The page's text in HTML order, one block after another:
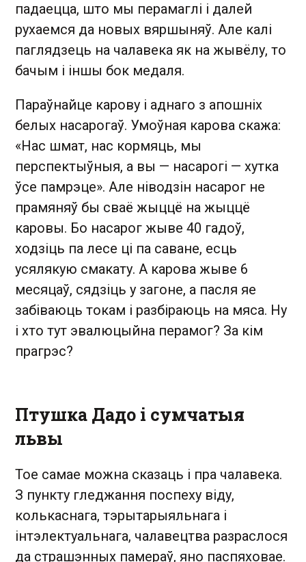
падаецца, што мы перамаглі і далей
рухаемся да новых вяршыняў. Але калі
паглядзець на чалавека як на жывёлу, то
бачым і іншы бок медаля.
Параўнайце карову і аднаго з апошніх
белых насарогаў. Умоўная карова скажа:
«Нас шмат, нас кормяць, мы
перспектыўныя, а вы — насарогі — хутка
ўсе памрэце». Але ніводзін насарог не
прамяняў бы сваё жыццё на жыццё
каровы. Бо насарог жыве 40 гадоў,
ходзіць па лесе ці па саване, есць
усялякую смакату. А карова жыве 6
месяцаў, сядзіць у загоне, а пасля яе
забіваюць токам і разбіраюць на мяса. Ну
і хто тут эвалюцыйна перамог? За кім
прагрэс?
Птушка Дадо і сумчатыя
львы
Тое самае можна сказаць і пра чалавека.
З пункту гледжання поспеху віду,
колькаснага, тэрытарыяльнага і
інтэлектуальнага, чалавецтва разраслося
да страшэнных памераў, яно паспяховае.